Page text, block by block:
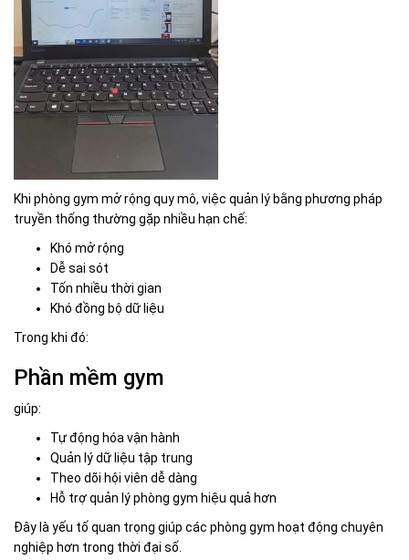
Khi phòng gym mở rộng quy mô, việc quản lý bằng phương pháp
truyền thống thường gặp nhiều hạn chế:
Khó mở rộng
Dễ sai sót
Tốn nhiều thời gian
Khó đồng bộ dữ liệu
Trong khi đó:
Phần mềm gym
giúp:
Tự động hóa vận hành
Quản lý dữ liệu tập trung
Theo dõi hội viên dễ dàng
Hỗ trợ quản lý phòng gym hiệu quả hơn
Đây là yếu tố quan trọng giúp các phòng gym hoạt động chuyên
nghiệp hơn trong thời đại số.